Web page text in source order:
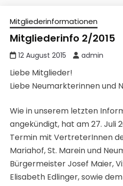
Mitgliederinformationen
Mitgliederinfo 2/2015
12 August 2015 admin
Liebe Mitglieder!
Liebe Neumarkterinnen und
Wie in unserem letzten
angekündigt, hat am 27. Juli
Termin mit VertreterInnen
Mariahof, St. Marein und
Bürgermeister Josef Maier,
Elisabeth Edlinger, sowie